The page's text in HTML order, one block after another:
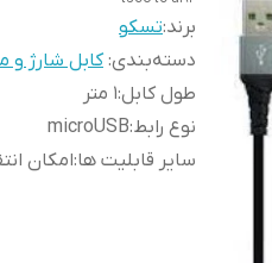
برند:تسکو
دسته‌بندی:کابل شارژ و
طول کابل:1 متر
نوع رابط:
microUSB
سایر قابلیت ها:امکان